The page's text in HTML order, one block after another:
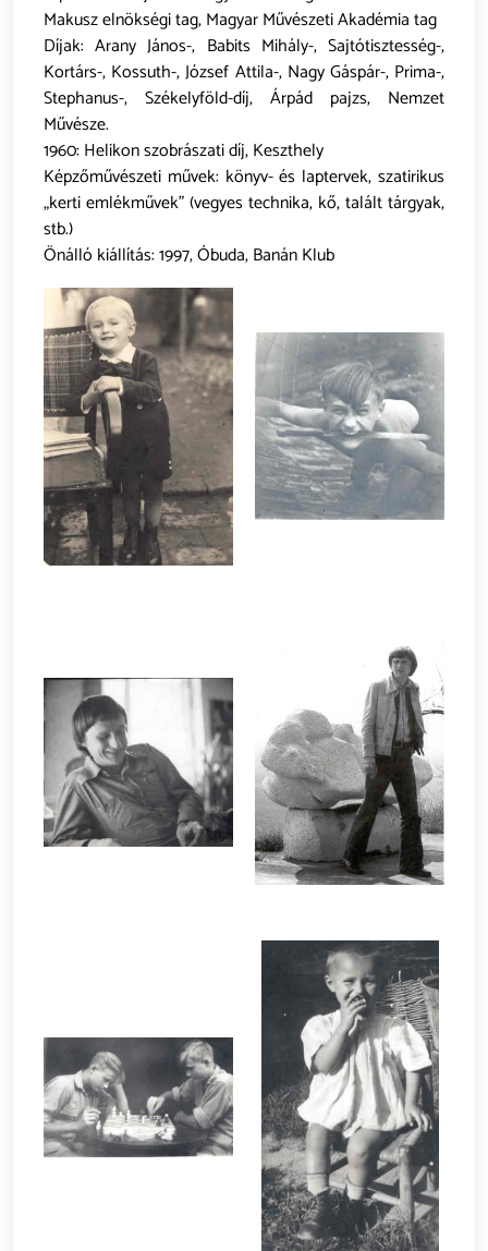
Makusz elnökségi tag, Magyar Művészeti Akadémia tag
Díjak: Arany János-, Babits Mihály-, Sajtótisztesség-,
Kortárs-, Kossuth-, József Attila-, Nagy Gáspár-, Prima-,
Stephanus-, Székelyföld-díj, Árpád pajzs, Nemzet
Művésze.
1960: Helikon szobrászati díj, Keszthely
Képzőművészeti művek: könyv- és laptervek, szatirikus
„kerti emlékművek” (vegyes technika, kő, talált tárgyak,
stb.)
Önálló kiállítás: 1997, Óbuda, Banán Klub